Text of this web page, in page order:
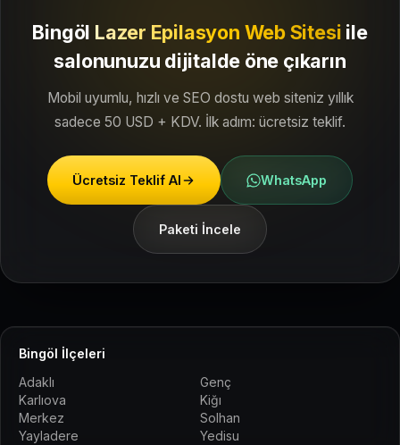
Bingöl Lazer Epilasyon Web Sitesi ile
salonunuzu dijitalde öne çıkarın
Mobil uyumlu, hızlı ve SEO dostu web siteniz yıllık
sadece 50 USD + KDV. İlk adım: ücretsiz teklif.
Ücretsiz Teklif Al WhatsApp
Paketi İncele
Bingöl İlçeleri
Adaklı
Genç
Karlıova
Kiğı
Merkez
Solhan
Yayladere
Yedisu